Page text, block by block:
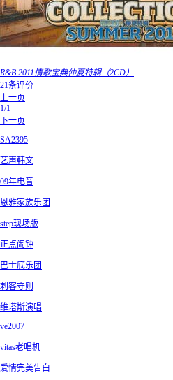
R&B 2011情歌宝典仲夏特辑（2CD）
21条评价
上一页
1/1
下一页
SA2395
艺声韩文
09年电音
恩雅家族乐团
step现场版
正点闹钟
巴士底乐团
刺客守则
维塔斯演唱
ve2007
vitas老唱机
爱情完美告白